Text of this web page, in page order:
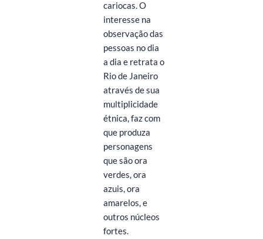
cariocas. O
interesse na
observação das
pessoas no dia
a dia e retrata o
Rio de Janeiro
através de sua
multiplicidade
étnica, faz com
que produza
personagens
que são ora
verdes, ora
azuis, ora
amarelos, e
outros núcleos
fortes.